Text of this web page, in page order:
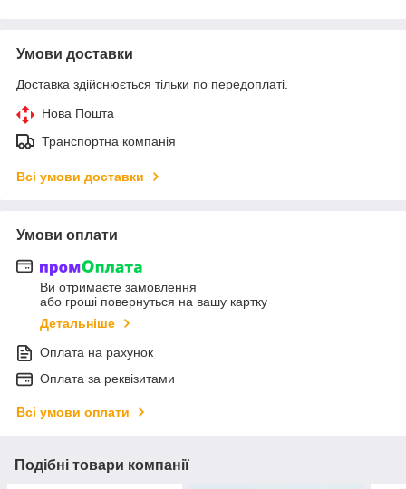
Умови доставки
Доставка здійснюється тільки по передоплаті.
Нова Пошта
Транспортна компанія
Всі умови доставки
Умови оплати
Ви отримаєте замовлення
або гроші повернуться на вашу картку
Детальніше
Оплата на рахунок
Оплата за реквізитами
Всі умови оплати
Подібні товари компанії